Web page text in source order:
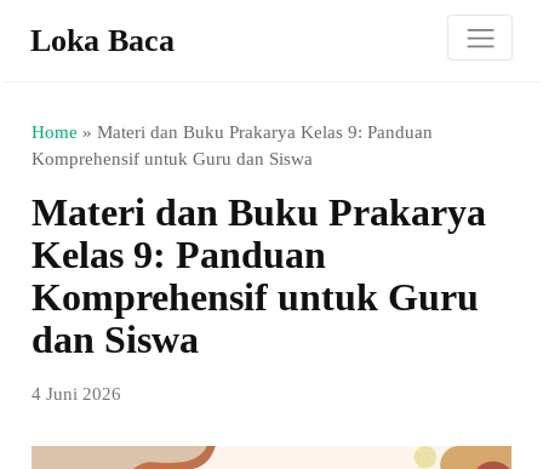
Loka Baca
Home »Materi dan Buku Prakarya Kelas 9: Panduan
Komprehensif untuk Guru dan Siswa
Materi dan Buku Prakarya
Kelas 9: Panduan
Komprehensif untuk Guru
dan Siswa
4 Juni 2026